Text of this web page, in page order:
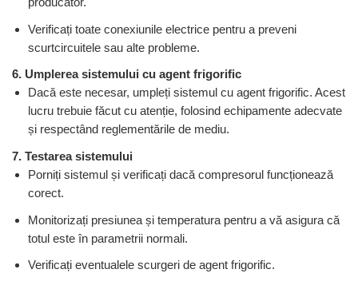
Verificați toate conexiunile electrice pentru a preveni
scurtcircuitele sau alte probleme.
6. Umplerea sistemului cu agent frigorific
Dacă este necesar, umpleți sistemul cu agent frigorific. Acest
lucru trebuie făcut cu atenție, folosind echipamente adecvate
și respectând reglementările de mediu.
7. Testarea sistemului
Porniți sistemul și verificați dacă compresorul funcționează
corect.
Monitorizați presiunea și temperatura pentru a vă asigura că
totul este în parametrii normali.
Verificați eventualele scurgeri de agent frigorific.